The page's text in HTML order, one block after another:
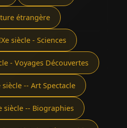
étrangère
siècle - Sciences
- Voyages Découvertes
siècle -- Art Spectacle
siècle -- Biographies